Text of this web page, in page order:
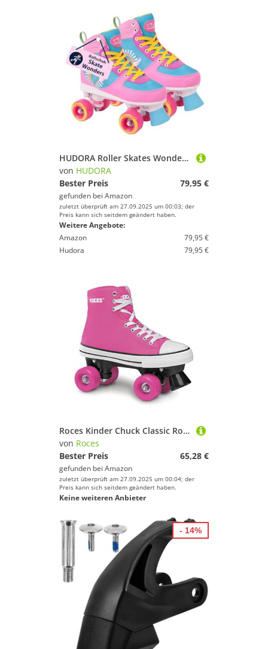
HUDORA Roller Skates Wonders in versch. Größen - Bequeme Kinder Rollschuhe in coolem Design - stilvolle Rollschuhe für Kinder & Jugendliche - Roller Schuhe aus hochwertigem Kunstleder
von HUDORA
Bester Preis
79,95 €
gefunden bei Amazon
zuletzt überprüft am 27.09.2025 um 00:03; der
Preis kann sich seitdem geändert haben.
Weitere Angebote:
Amazon
79,95 €
Hudora
79,95 €
Roces Kinder Chuck Classic Roller Rollerskates/Rollschuhe Street, deep pink, 31
von Roces
Bester Preis
65,28 €
gefunden bei Amazon
zuletzt überprüft am 27.09.2025 um 00:04; der
Preis kann sich seitdem geändert haben.
Keine weiteren Anbieter
- 14%